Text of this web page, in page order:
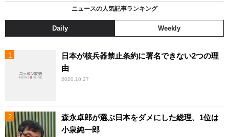
ニュースの人気記事ランキング
Daily Weekly
日本が核兵器禁止条約に署名できない2つの理
由
2020.10.27
森永卓郎が選ぶ日本をダメにした総理、1位は
小泉純一郎